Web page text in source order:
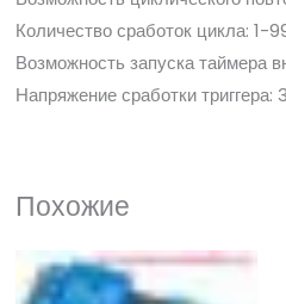
Количество сработок цикла: 1-
Возможность запуска таймера
Напряжение сработки
Похожие